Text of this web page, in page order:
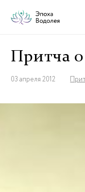
Притча
03 апреля 2012